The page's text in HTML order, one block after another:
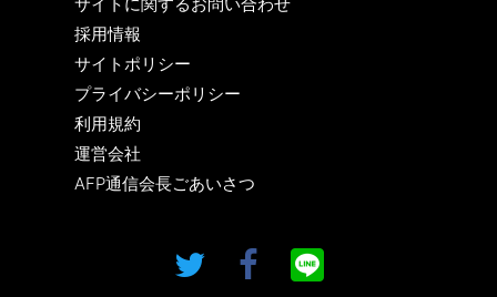
採用情報
サイトポリシー
プライバシーポリシー
利用規約
運営会社
AFP通信会長ごあいさつ